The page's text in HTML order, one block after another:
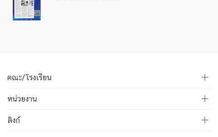
คณะ/โรงเรียน
หน่วยงาน
ลิงก์